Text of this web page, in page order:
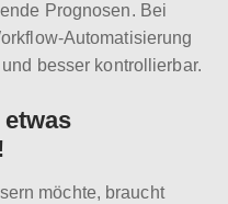
Prognosen. Bei
Automatisierung
besser kontrollierbar.
möchte, braucht